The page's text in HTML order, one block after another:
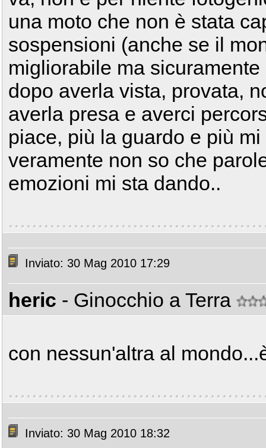
una moto che non è stata
sospensioni (anche se il
migliorabile ma
dopo averla vista, provata,
averla presa e averci
piace, più la guardo e più
veramente non so che
emozioni mi sta dando..
Inviato: 30 Mag 2010 17:29
heric - Ginocchio a Terra
con nessun'altra al
Inviato: 30 Mag 2010 18:32